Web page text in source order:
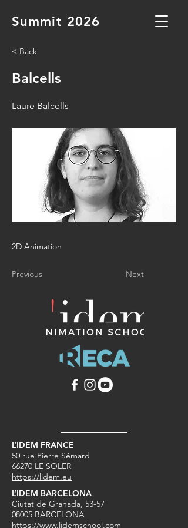
Summit 2026
< Back
Balcells
Laure Balcells
2D Animation
Previous Next
L’IDEM FRANCE
50 rue Pierre Sémard
66270 LE SOLER
https://lidem.eu
L’IDEM BARCELONA
Ciutat de Granada, 53-57
08005 BARCELONA
https://www.lidemschool.com